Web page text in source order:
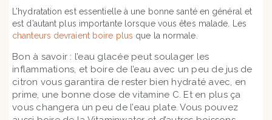
L’hydratation est essentielle à une bonne santé en général et
est d’autant plus importante lorsque vous êtes malade. Les
chanteurs devraient boire plus que la normale.
Bon à savoir : l’eau glacée peut soulager les
inflammations, et boire de l’eau avec un peu de jus de
citron vous garantira de rester bien hydraté avec, en
prime, une bonne dose de vitamine C. Et en plus ça
vous changera un peu de l’eau plate. Vous pouvez